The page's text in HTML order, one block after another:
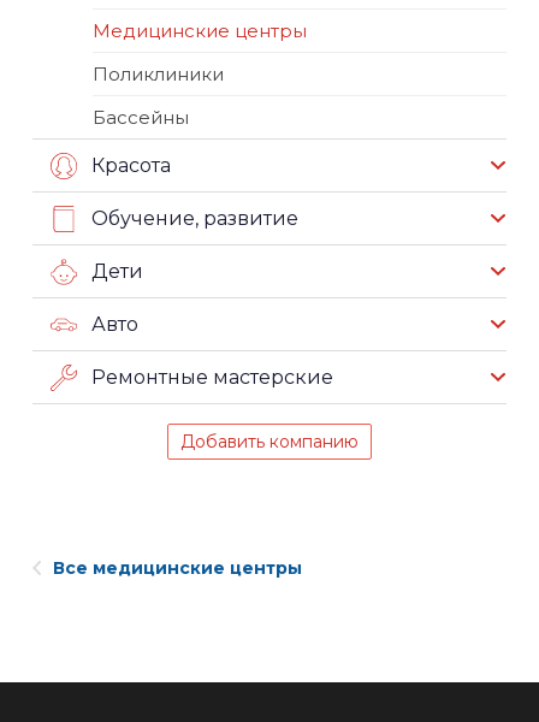
Медицинские центры
Поликлиники
Бассейны
Красота
Обучение, развитие
Дети
Авто
Ремонтные мастерские
Добавить компанию
Все медицинские центры